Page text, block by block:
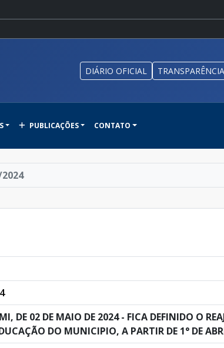
DIÁRIO OFICIAL TRANSPARÊNCIA
PUBLICAÇÕES CONTATO
DE 02 DE MAIO DE 2024 - FICA DEFINIDO O
DO MUNICIPIO, A PARTIR DE 1° DE